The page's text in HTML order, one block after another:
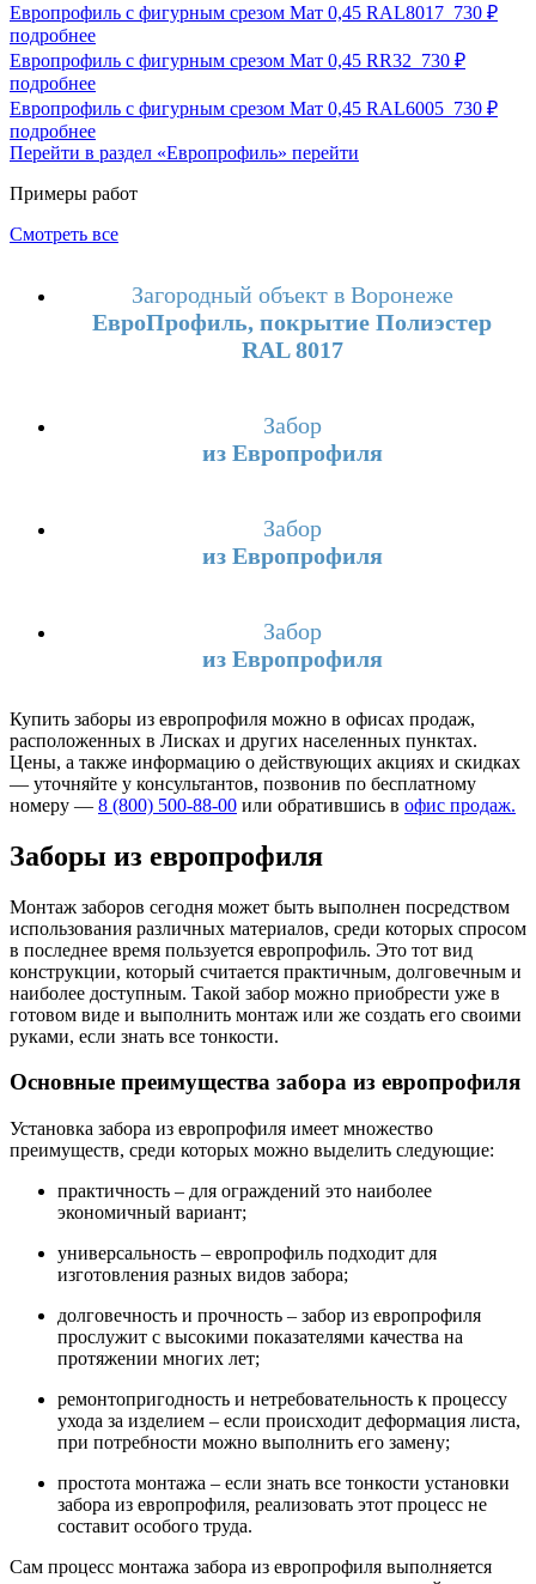
Европрофиль с фигурным срезом Мат 0,45 RAL8017 730 ₽
подробнее
Европрофиль с фигурным срезом Мат 0,45 RR32 730 ₽
подробнее
Европрофиль с фигурным срезом Мат 0,45 RAL6005 730 ₽
подробнее
Перейти в раздел «Европрофиль» перейти
Примеры работ
Смотреть все
Загородный объект в Воронеже
ЕвроПрофиль, покрытие Полиэстер
RAL 8017
Забор
из Европрофиля
Забор
из Европрофиля
Забор
из Европрофиля
Купить заборы из европрофиля можно в офисах продаж,
расположенных в Лисках и других населенных пунктах.
Цены, а также информацию о действующих акциях и скидках
— уточняйте у консультантов, позвонив по бесплатному
номеру — 8 (800) 500-88-00 или обратившись в офис продаж.
Заборы из европрофиля
Монтаж заборов сегодня может быть выполнен посредством
использования различных материалов, среди которых спросом
в последнее время пользуется европрофиль. Это тот вид
конструкции, который считается практичным, долговечным и
наиболее доступным. Такой забор можно приобрести уже в
готовом виде и выполнить монтаж или же создать его своими
руками, если знать все тонкости.
Основные преимущества забора из европрофиля
Установка забора из европрофиля имеет множество
преимуществ, среди которых можно выделить следующие:
практичность – для ограждений это наиболее
экономичный вариант;
универсальность – европрофиль подходит для
изготовления разных видов забора;
долговечность и прочность – забор из европрофиля
прослужит с высокими показателями качества на
протяжении многих лет;
ремонтопригодность и нетребовательность к процессу
ухода за изделием – если происходит деформация листа,
при потребности можно выполнить его замену;
простота монтажа – если знать все тонкости установки
забора из европрофиля, реализовать этот процесс не
составит особого труда.
Сам процесс монтажа забора из европрофиля выполняется